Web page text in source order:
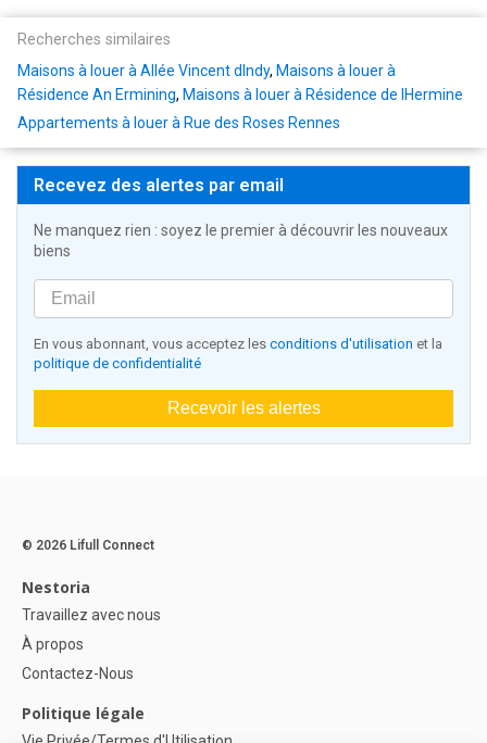
Recherches similaires
Maisons à louer à Allée Vincent dIndy, Maisons à louer à
Résidence An Ermining, Maisons à louer à Résidence de lHermine
Appartements à louer à Rue des Roses Rennes
Recevez des alertes par email
Ne manquez rien : soyez le premier à découvrir les nouveaux
biens
En vous abonnant, vous acceptez les conditions d'utilisation et la
politique de confidentialité
Recevoir les alertes
© 2026 Lifull Connect
Nestoria
Travaillez avec nous
À propos
Contactez-Nous
Politique légale